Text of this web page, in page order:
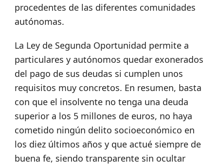
procedentes de las diferentes comunidades
autónomas.
La Ley de Segunda Oportunidad permite a
particulares y autónomos quedar exonerados
del pago de sus deudas si cumplen unos
requisitos muy concretos. En resumen, basta
con que el insolvente no tenga una deuda
superior a los 5 millones de euros, no haya
cometido ningún delito socioeconómico en
los diez últimos años y que actué siempre de
buena fe, siendo transparente sin ocultar